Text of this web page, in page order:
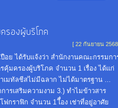
รองผู้บริโภค
[ 22 กันยายน
อย ได้รับแจ้งว่า สำนักงานคณะกรรมกา
มครองผู้บริโภค จำนวน 1 เรื่อง ได้แก่
เมทัลชีสไม่มีฉลาก ไม่ได้มาตรฐาน ...
ารเสริมความงาม 3.) ทำไมข้าวสาร
กราฟิก จำนวน 1 เีื่อง เช่าที่อยู่อาศัย